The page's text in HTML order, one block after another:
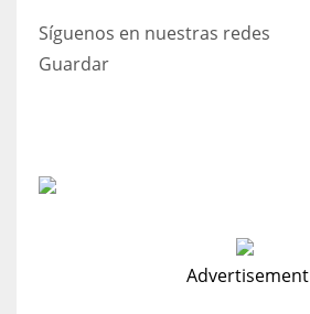
Síguenos en nuestras redes
Guardar
Advertisement